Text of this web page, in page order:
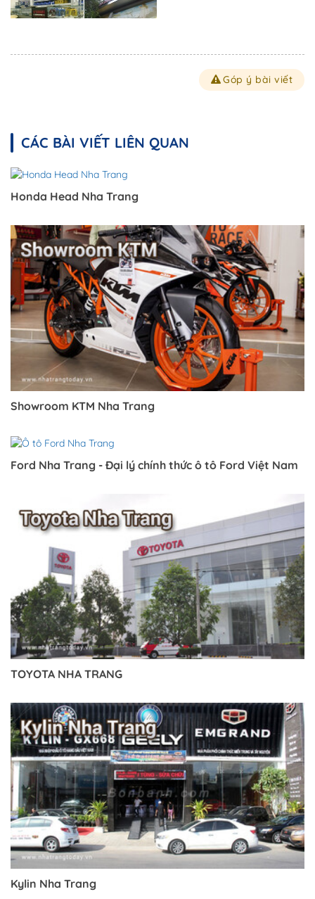
Góp ý bài viết
CÁC BÀI VIẾT LIÊN QUAN
Honda Head Nha Trang
Showroom KTM Nha Trang
Ford Nha Trang - Đại lý chính thức ô tô Ford Việt Nam
TOYOTA NHA TRANG
Kylin Nha Trang